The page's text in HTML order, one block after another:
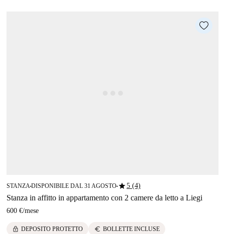
STANZA■DISPONIBILE DAL 31 AGOSTO■star5 (4)
Stanza in affitto in appartamento con 2 camere da letto a Liegi
600 €/mese
lock DEPOSITO PROTETTO euro BOLLETTE INCLUSE